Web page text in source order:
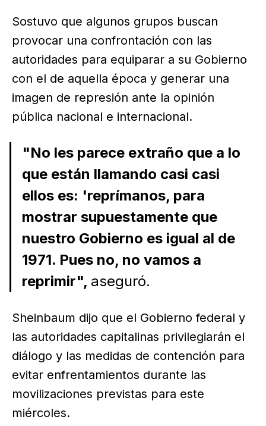
Sostuvo que algunos grupos buscan
provocar una confrontación con las
autoridades para equiparar a su Gobierno
con el de aquella época y generar una
imagen de represión ante la opinión
pública nacional e internacional.
"No les parece extraño que a lo
que están llamando casi casi
ellos es: 'reprímanos, para
mostrar supuestamente que
nuestro Gobierno es igual al de
1971. Pues no, no vamos a
reprimir", aseguró.
Sheinbaum dijo que el Gobierno federal y
las autoridades capitalinas privilegiarán el
diálogo y las medidas de contención para
evitar enfrentamientos durante las
movilizaciones previstas para este
miércoles.